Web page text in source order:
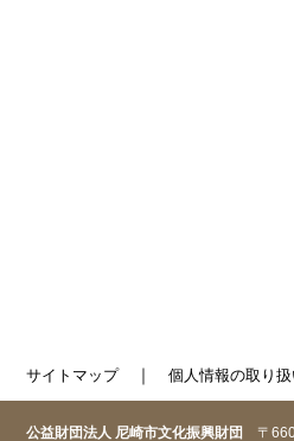
サイトマップ｜ 個人情報の取り
公益財団法人 尼崎市文化振興財団 〒